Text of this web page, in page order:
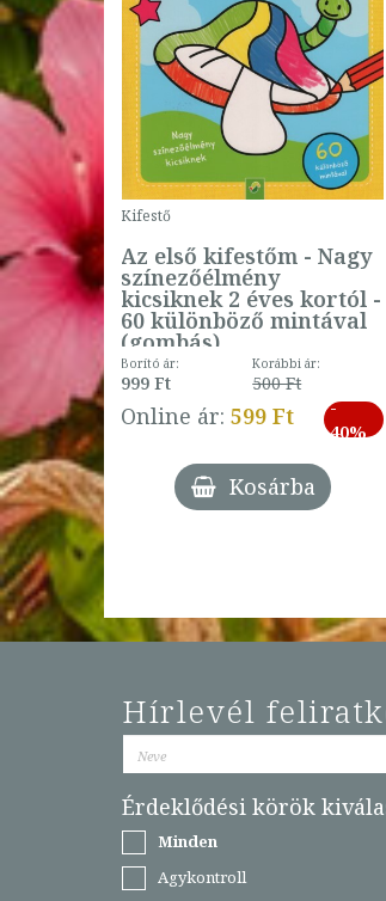
-
Ft
-
27%
Kifestő
Az első kifestőm - Nagy
színezőélmény
kicsiknek 2 éves kortól -
60 különböző mintával
(gombás)
Borító ár:
999 Ft
Korábbi ár:
500 Ft
Online ár: 599 Ft
-
40%
Kosárba
Hírlevél
Érdeklődési körök
Minden
Agykontroll